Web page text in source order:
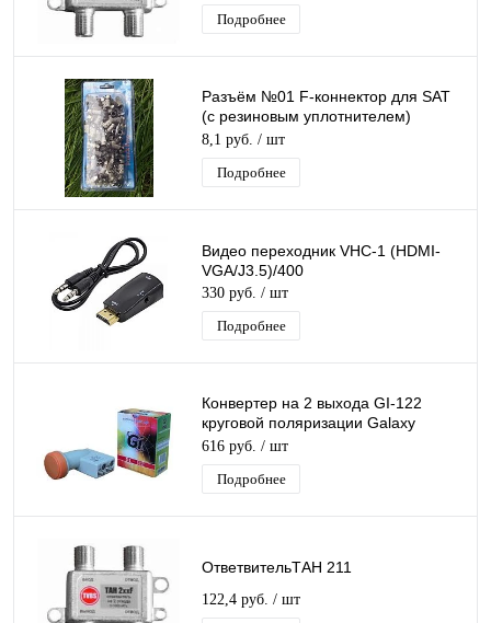
Подробнее
Разъём №01 F-коннектор для SAT
(с резиновым уплотнителем)
Run&Teng (блистер 100 шт)
8,1 руб. / шт
Подробнее
Видео переходник VHC-1 (HDMI-
VGA/J3.5)/400
330 руб. / шт
Подробнее
Конвертер на 2 выхода GI-122
круговой поляризации Galaxy
Innovations TWIN для Триколор/
НТВ-Плюс
616 руб. / шт
Подробнее
ОтветвительТАН 211
122,4 руб. / шт